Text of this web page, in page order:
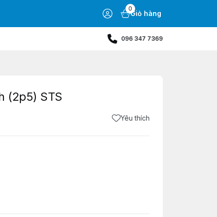
0
Giỏ hàng
096 347 7369
(2p5) STS
Yêu thích